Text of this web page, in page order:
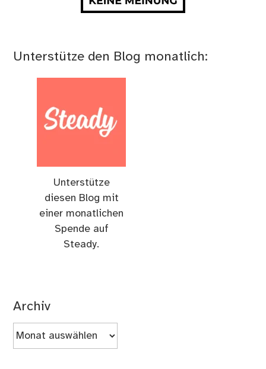
Unterstütze den Blog monatlich:
Unterstütze
diesen Blog mit
einer monatlichen
Spende auf
Steady.
Archiv
Archiv